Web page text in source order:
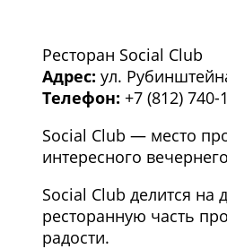
1/3
Ресторан Social Club
Адрес: ул.
Телефон: +7 (812) 740-
Social Сlub — место
интересного
Social Club делится на
ресторанную часть
радости.